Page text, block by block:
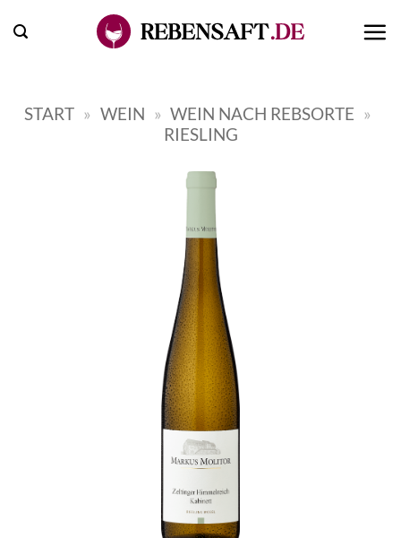
Inhalt
START » WEIN » WEIN NACH REBSORTE »
RIESLING